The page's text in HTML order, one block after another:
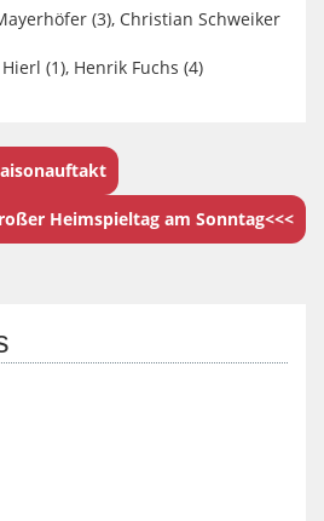
(3), Christian Schweiker
(1), Henrik Fuchs (4)
Heimspieltag am Sonntag<<<